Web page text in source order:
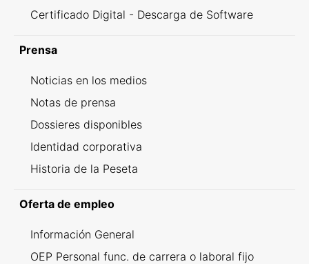
Certificado Digital - Descarga de Software
Prensa
Noticias en los medios
Notas de prensa
Dossieres disponibles
Identidad corporativa
Historia de la Peseta
Oferta de empleo
Información General
OEP Personal func. de carrera o laboral fijo